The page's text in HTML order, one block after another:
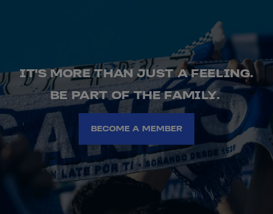
IT'S MORE THAN JUST A FEELING.
BE PART OF THE FAMILY.
BECOME A MEMBER